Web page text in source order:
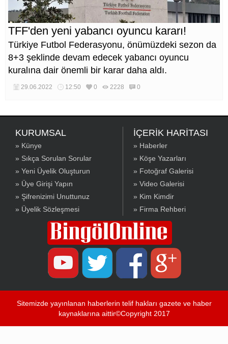
TFF'den yeni yabancı oyuncu kararı!
Türkiye Futbol Federasyonu, önümüzdeki sezon da
8+3 şeklinde devam edecek yabancı oyuncu
kuralına dair önemli bir karar daha aldı.
29.06.2022 12:50 0 2228 0
KURUMSAL
» Künye
» Sıkça Sorulan Sorular
» Yeni Üyelik Oluşturun
» Üye Girişi Yapın
» Şifrenizimi Unuttunuz
» Üyelik Sözleşmesi
İÇERİK HARİTASI
» Haberler
» Köşe Yazarları
» Fotoğraf Galerisi
» Video Galerisi
» Kim Kimdir
» Firma Rehberi
Sitemizde yayınlanan haberlerin telif hakları gazete ve haber
kaynaklarına aittir©Copyright 2017